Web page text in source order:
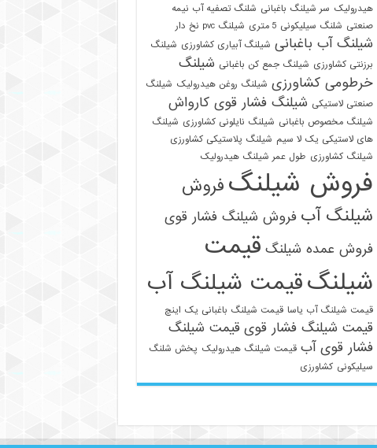
هیدرولیک سر شیلنگ باغبانی شلنگ تصفیه آب نیمه
صنعتی شلنگ سیلیکونی 5 متری شیلنگ pvc نخ دار
شیلنگ آب باغبانی شیلنگ آبیاری کشاورزی شیلنگ
برزنتی کشاورزی شیلنگ جمع کن باغبانی شیلنگ
خرطومی کشاورزی شیلنگ روغن هیدرولیک شیلنگ
صنعتی لاستیکی شیلنگ فشار قوی کارواش
شیلنگ مخصوص باغبانی شیلنگ نایلونی کشاورزی شیلنگ
های لاستیکی یک لا سیم شیلنگ پلاستیکی کشاورزی
شیلنگ کشاورزی طول عمر شیلنگ هیدرولیک
فروش شیلنگ فروش
شیلنگ آب فروش شیلنگ فشار قوی
فروش عمده شیلنگ قیمت
شیلنگقیمت شیلنگ آب
قیمت شیلنگ آب یاسا قیمت شیلنگ باغبانی یک اینچ
قیمت شیلنگ فشار قوی قیمت شیلنگ
فشار قوی آب قیمت شیلنگ هیدرولیک پخش شلنگ
سیلیکونی کشاورزی